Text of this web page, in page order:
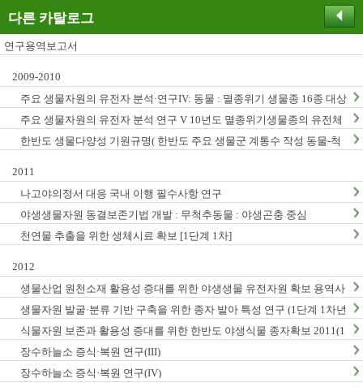
다른 카탈로그
연구용역보고서
2009-2010
주요 생물자원의 유전자 분석·연구IV: 동물 : 멸종위기 생물종 16종 대상
주요 생물자원의 유전자 분석 연구 V 10년도 멸종위기생물종의 유전체
연구
한반도 생물다양성 기원규명( 한반도 주요 생물군 계통수 작성 동물-척
2011
나고야의정서 대응 국내 이행 필수사항 연구
야생생물자원 동결보존기법 개발 : 무척추동물 : 야생곤충 중심
천연물 추출을 위한 생체시료 확보 [1단계 1차]
2012
생물산업 원천소재 활용성 증대를 위한 야생생물 유전자원 확보 용역사
업 (2012년)
생물자원 발굴·분류 기반 구축을 위한 종자 발아 특성 연구 (1단계 1차년
도)
식물자원 보존과 활용성 증대를 위한 한반도 야생식물 종자확보 2011(1
단계1차년도)
장수하늘소 증식·복원 연구(III)
장수하늘소 증식·복원 연구(IV)